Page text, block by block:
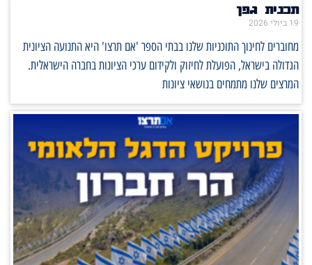
תכנית גפן
19 ביולי 2026
מחוברים לחינוך התוכניות שלנו בבתי הספר 'אם תרצו' היא התנועה הציונית
הגדולה בישראל, הפועלת לחיזוק ולקידום ערכי הציונות בחברה הישראלית.
המרצים שלנו מתמחים בנושאי ציונות